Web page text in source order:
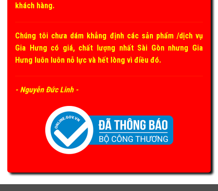
khách hàng.
Chúng tôi chưa dám khẳng định các sản phẩm /dịch vụ
Gia Hưng có giá, chất lượng nhất Sài Gòn nhưng Gia
Hưng luôn luôn nỗ lực và hết lòng vì điều đó.
- Nguyễn Đức Linh -